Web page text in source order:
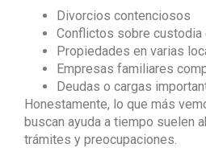
Divorcios contenciosos
Conflictos sobre custodia
Propiedades en varias
Empresas familiares
Deudas o cargas
Honestamente, lo que más
buscan ayuda a tiempo suelen
trámites y preocupaciones.